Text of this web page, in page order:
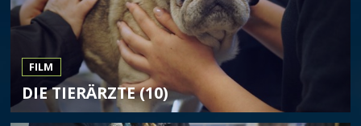
FILM
DIE TIERÄRZTE (10)